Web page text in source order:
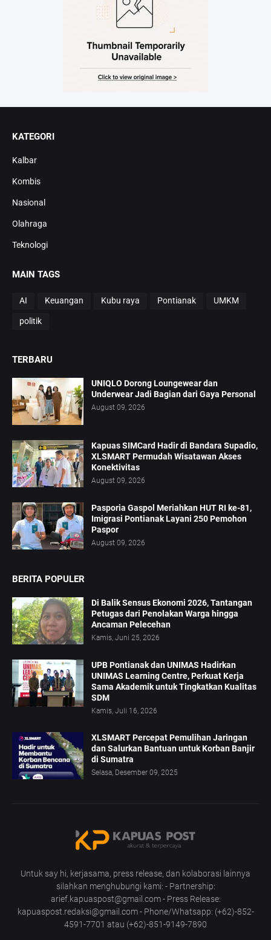
KATEGORI
Kalbar
Kombis
Nasional
Olahraga
Teknologi
MAIN TAGS
AI Keuangan Kubu raya Pontianak UMKM
politik
TERBARU
UNIQLO Dorong Loungewear dan
Underwear Jadi Bagian dari Gaya Personal
August 09, 2026
Kapuas SIMCard Hadir di Bandara Supadio,
XLSMART Permudah Wisatawan Akses
Konektivitas
August 09, 2026
Pasporia Gaspol Meriahkan HUT RI ke-81,
Imigrasi Pontianak Layani 250 Pemohon
Paspor
August 09, 2026
BERITA POPULER
Di Balik Sensus Ekonomi 2026, Tantangan
Petugas dari Penolakan Warga hingga
Ancaman Pelecehan
Kamis, Juni 25, 2026
UPB Pontianak dan UNIMAS Hadirkan
UNIMAS Learning Centre, Perkuat Kerja
Sama Akademik untuk Tingkatkan Kualitas
SDM
Kamis, Juli 16, 2026
XLSMART Percepat Pemulihan Jaringan
dan Salurkan Bantuan untuk Korban Banjir
di Sumatra
Selasa, Desember 09, 2025
Untuk say hi, kerjasama, press release, dan kolaborasi lainnya
silahkan menghubungi kami: - Partnership:
arief.kapuaspost@gmail.com - Press Release:
kapuaspost.redaksi@gmail.com - Phone/Whatsapp: (+62)-852-
4591-7701 atau (+62)-851-9149-7890